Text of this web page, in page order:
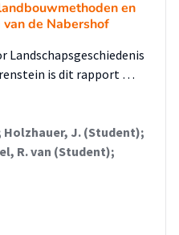
en
de Nabershof
Landschapsgeschiedenis
is dit rapport …
Holzhauer, J. (Student);
R. van (Student);